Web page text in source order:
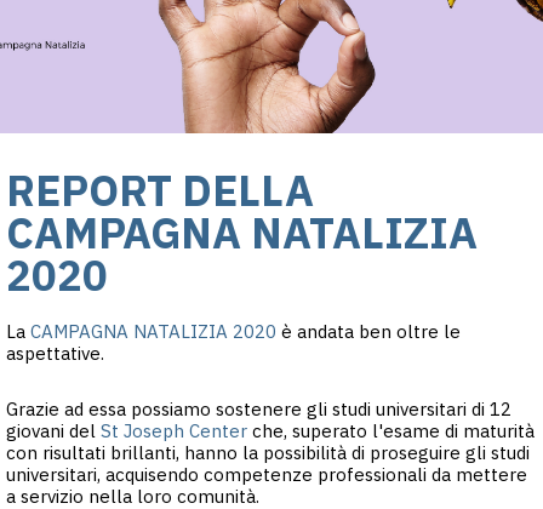
REPORT DELLA
CAMPAGNA NATALIZIA
2020
La CAMPAGNA NATALIZIA 2020 è andata ben oltre le
aspettative.
Grazie ad essa possiamo sostenere gli studi universitari di 12
giovani del St Joseph Center che, superato l'esame di maturità
con risultati brillanti, hanno la possibilità di proseguire gli studi
universitari, acquisendo competenze professionali da mettere
a servizio nella loro comunità.